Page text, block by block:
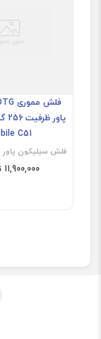
C51
فلش سیلیکون پاور
11,900,000 تومان